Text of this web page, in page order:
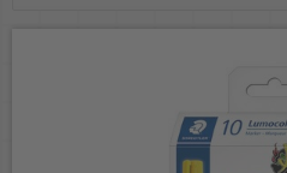
Folienschreiber Staedtler